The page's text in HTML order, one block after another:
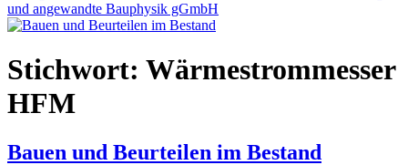
angewandte Bauphysik
Stichwort: Wärmestrommesser
HFM
Bauen und Beurteilen im Bestand